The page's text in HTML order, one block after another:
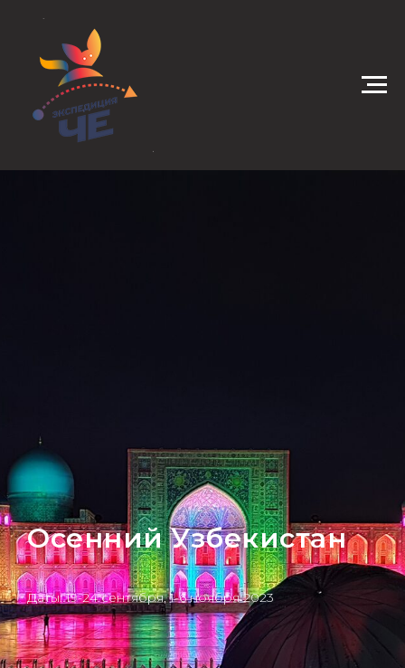
Осенний Узбекистан
Даты: 19-24 сентября, 1-6 ноября 2023